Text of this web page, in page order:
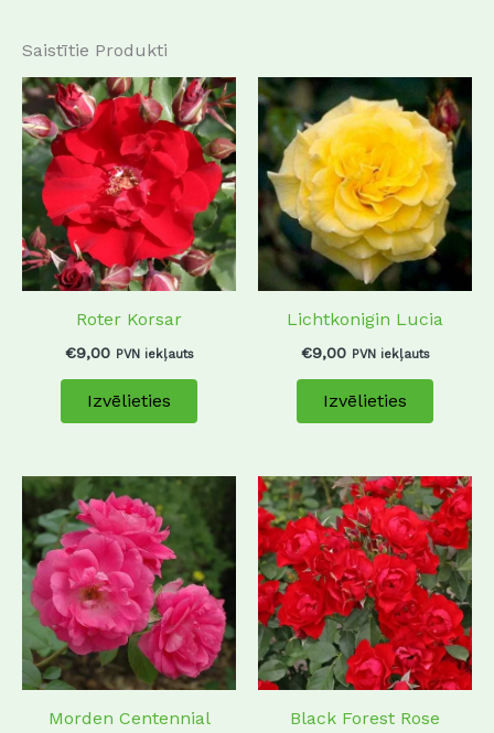
Saistītie Produkti
Roter Korsar
€9,00 PVN iekļauts
Izvēlieties
This
product
has
multiple
variants.
The
options
may
on
Lichtkonigin Lucia
€9,00 PVN iekļauts
Izvēlieties
This
has
The
options
may
be
on
Morden Centennial
This
product
has
multiple
variants.
The
options
may
be
Black Forest Rose